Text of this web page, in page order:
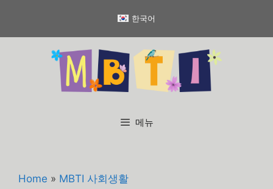
츠
한국어
메뉴
Home » MBTI 사회생활